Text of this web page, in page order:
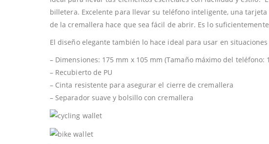
billetera. Excelente para llevar su teléfono inteligente, una
de la cremallera hace que sea fácil de abrir. Es lo
El diseño elegante también lo hace ideal para usar en
– Dimensiones: 175 mm x 105 mm (Tamaño máximo del teléfono:
– Recubierto de PU
– Cinta resistente para asegurar el cierre de cremallera
– Separador suave y bolsillo con cremallera